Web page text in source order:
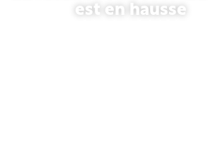
est en hausse